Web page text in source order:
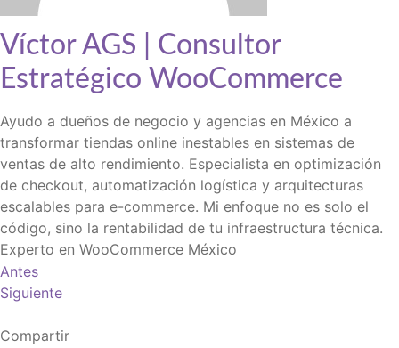
Víctor AGS | Consultor
Estratégico WooCommerce
Ayudo a dueños de negocio y agencias en México a
transformar tiendas online inestables en sistemas de
ventas de alto rendimiento. Especialista en optimización
de checkout, automatización logística y arquitecturas
escalables para e-commerce. Mi enfoque no es solo el
código, sino la rentabilidad de tu infraestructura técnica.
Experto en WooCommerce México
Antes
Siguiente
Compartir